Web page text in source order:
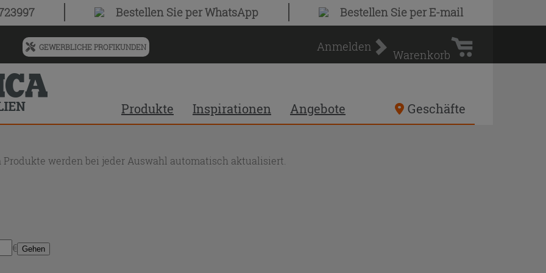
Bestellen Sieper WhatsApp Bestellen Sieper E-mail
Menü
vorgeschlagenen
Siteinhalt
und
Suchprotokoll
GEWERBLICHE PROFIKUNDEN Anmelden
Warenkorb
Warenkorb
Produkte Inspirationen Angebote Geschäfte
werden bei jeder Auswahl automatisch aktualisiert.
€ Gehen